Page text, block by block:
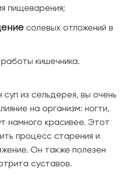
пищеварения;
солевых отложений в
работы кишечника.
из сельдерея, вы очень
на организм: ногти,
намного красивее. Этот
процесс старения и
Он также полезен
суставов.